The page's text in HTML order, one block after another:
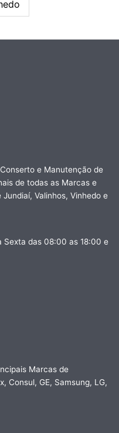
e Manutenção de
de todas as Marcas e
Valinhos, Vinhedo e
Sexta das 08:00 as 18:00 e
Marcas de
Consul, GE, Samsung, LG,